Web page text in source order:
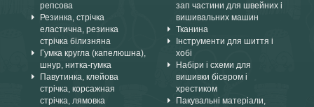
репсова
Резинка, стрічка
еластична, резинка
стрічка білизняна
Гумка кругла (капелюшна),
шнур, нитка-гумка
Павутинка, клейова
стрічка, корсажная
стрічка, лямовка
зап частини для швейних і
вишивальних машин
Тканина
Інструменти для шиття і
хобі
Набіри і схеми для
вишивки бісером і
хрестиком
Пакувальні матеріали,